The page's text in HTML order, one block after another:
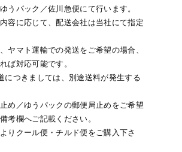
うパック／佐川急便にて行います。
容に応じて、配送会社は当社にて指定
ヤマト運輸での発送をご希望の場合、
ば対応可能です。
つきましては、別途送料が発生する
め／ゆうパックの郵便局止めをご希望
考欄へご記載ください。
りクール便・チルド便をご購入下さ